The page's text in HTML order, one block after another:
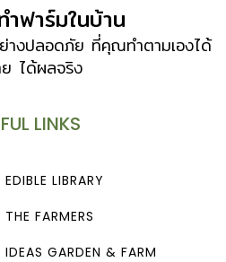
) วังพระเจ้าบรมวงศ์เธอพระองค์
องค์เจ้าหญิงประภาพรรณพิไลย
เอกชน วังพระเจ้าบรมวงศ์เธอ
ำฟาร์มในบ้าน
ย่างปลอดภัย ที่คุณทำตามเองได้
ย ได้ผลจริง
LINKS
EDIBLE LIBRARY
THE FARMERS
IDEAS GARDEN & FARM